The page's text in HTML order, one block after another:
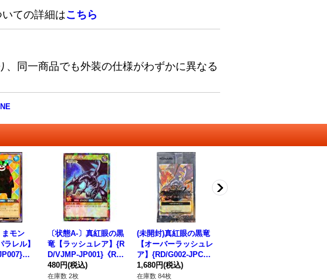
ての詳細はこちら
同一商品でも外装の仕様がわずかに異なる
まモン
ラレル】
《R
〔状態A-〕真紅眼の黒
竜【ラッシュレア】{R
D/VJMP-JP001}《RD
モンスター》
480円(税込)
在庫数 2枚
(未開封)真紅眼の黒竜
【オーバーラッシュレ
ア】{RD/G002-JPC01}
《RDモンスター》
1,680円(税込)
在庫数 84枚